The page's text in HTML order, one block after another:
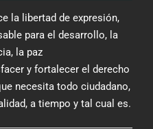
la libertad de expresión,
para el desarrollo, la
la paz
y fortalecer el derecho
necesita todo ciudadano,
a tiempo y tal cual es.